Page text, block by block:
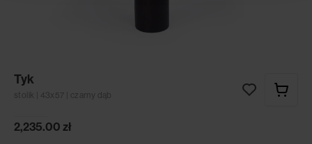
Tyk
stolik | 43x57 | czarny dąb
2,235.00 zł